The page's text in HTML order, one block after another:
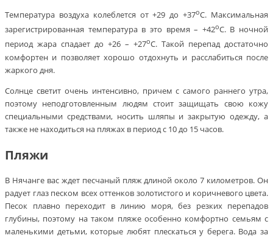
Температура воздуха колеблется от ­+29 до +37оС. Максимальная
зарегистрированная температура в это время – +42оС. В ночной
период жара спадает до +26 – +27оС. Такой перепад достаточно
комфортен и позволяет хорошо отдохнуть и расслабиться после
жаркого дня.
Солнце светит очень интенсивно, причем с самого раннего утра,
поэтому неподготовленным людям стоит защищать свою кожу
специальными средствами, носить шляпы и закрытую одежду, а
также не находиться на пляжах в период с 10 до 15 часов.
Пляжи
В Нячанге вас ждет песчаный пляж длиной около 7 километров. Он
радует глаз песком всех оттенков золотистого и коричневого цвета.
Песок плавно переходит в линию моря, без резких перепадов
глубины, поэтому на таком пляже особенно комфортно семьям с
маленькими детьми, которые любят плескаться у берега. Вода за